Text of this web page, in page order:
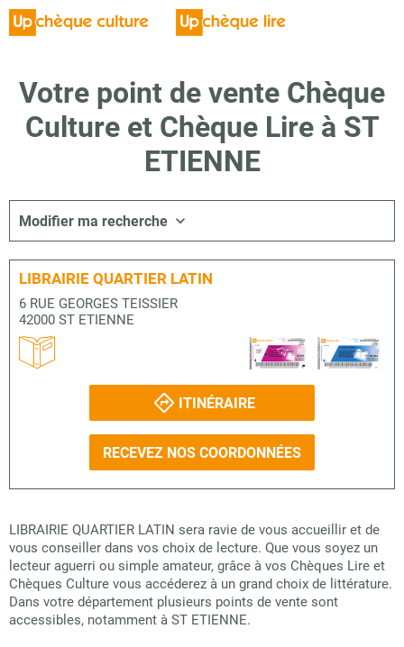
Votre point de vente Chèque
Culture et Chèque Lire à ST
ETIENNE
Modifier ma recherche
LIBRAIRIE QUARTIER LATIN
6 RUE GEORGES TEISSIER
42000 ST ETIENNE
ITINÉRAIRE
RECEVEZ NOS COORDONNÉES
LIBRAIRIE QUARTIER LATIN sera ravie de vous accueillir et de
vous conseiller dans vos choix de lecture. Que vous soyez un
lecteur aguerri ou simple amateur, grâce à vos Chèques Lire et
Chèques Culture vous accéderez à un grand choix de littérature.
Dans votre département plusieurs points de vente sont
accessibles, notamment à ST ETIENNE.